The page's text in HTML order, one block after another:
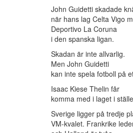
John Guidetti skadade
när hans lag Celta Vigo
Deportivo La Coruna
i den spanska ligan.
Skadan är inte allvarlig.
Men John Guidetti
kan inte spela fotboll på
Isaac Kiese Thelin får
komma med i laget i
Sverige ligger på tredje
VM-kvalet. Frankrike